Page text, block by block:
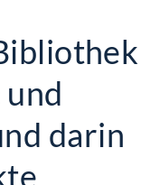
darin